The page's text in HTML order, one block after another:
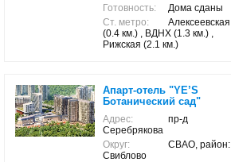
Готовность:
Дома сданы
Ст. метро:
Алексеевская
(0.4 км.) , ВДНХ (1.3 км.) ,
Рижская (2.1 км.)
Апарт-отель "YE’S
Ботанический сад"
Адрес:
пр-д
Серебрякова
Округ:
СВАО, район:
Свиблово